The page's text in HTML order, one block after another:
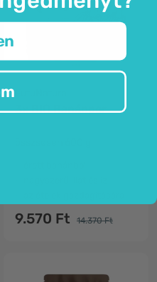
3x BIO Banánpor
9.570 Ft 14.370 Ft